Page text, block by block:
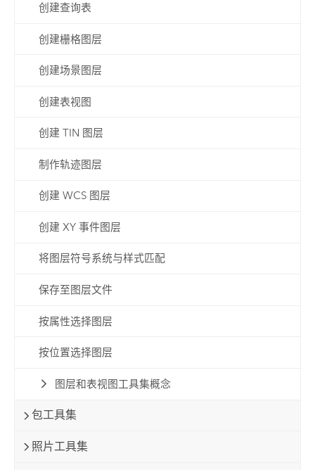
创建查询表
创建栅格图层
创建场景图层
创建表视图
创建 TIN 图层
制作轨迹图层
创建 WCS 图层
创建 XY 事件图层
将图层符号系统与样式匹配
保存至图层文件
按属性选择图层
按位置选择图层
图层和表视图工具集概念
包工具集
照片工具集